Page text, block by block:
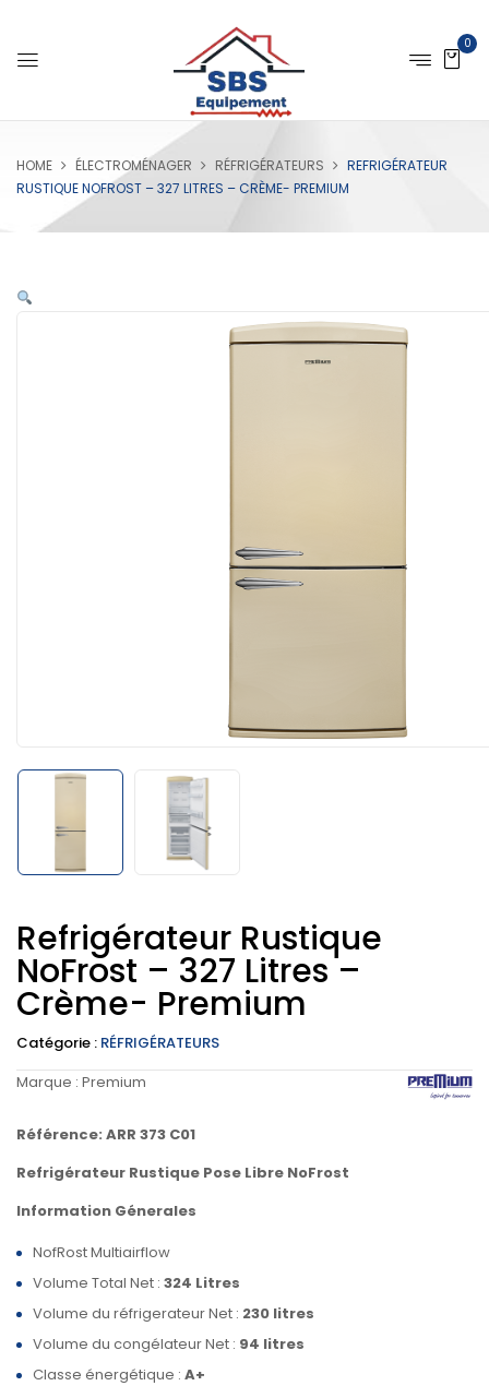
0
HOME ÉLECTROMÉNAGER RÉFRIGÉRATEURS
REFRIGÉRATEUR
RUSTIQUE NOFROST – 327 LITRES – CRÈME- PREMIUM
Refrigérateur Rustique
NoFrost – 327 Litres –
Crème- Premium
Catégorie : RÉFRIGÉRATEURS
Marque : Premium
Référence: ARR 373 C01
Refrigérateur Rustique Pose Libre NoFrost
Information Génerales
NofRost Multiairflow
Volume Total Net : 324 Litres
Volume du réfrigerateur Net : 230 litres
Volume du congélateur Net : 94 litres
Classe énergétique : A+